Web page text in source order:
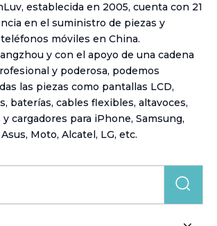
establecida en 2005, cuenta con 21
en el suministro de piezas y
móviles en China.
y con el apoyo de una cadena
y poderosa, podemos
las piezas como pantallas LCD,
baterías, cables flexibles, altavoces,
y cargadores para iPhone, Samsung,
Moto, Alcatel, LG, etc.